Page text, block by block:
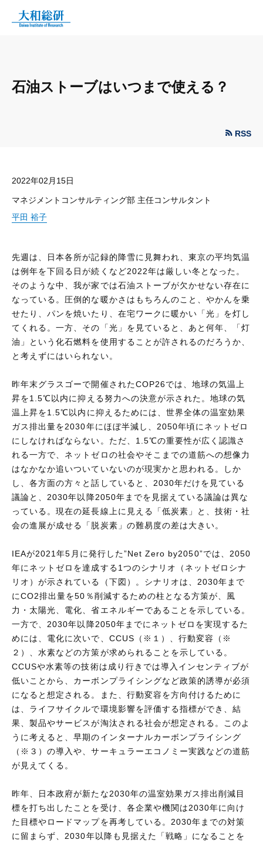
石油ストーブはいつまで使える？
RSS
2022年02月15日
マネジメントコンサルティング部 主任コンサルタント
平田 裕子
先週は、日本各所が記録的降雪に見舞われ、東京の平均気温
は例年を下回る日が続くなど2022年は厳しい冬となった。
そのような中、我が家では石油ストーブが欠かせない存在に
なっている。圧倒的な暖かさはもちろんのこと、やかんを乗
せたり、パンを焼いたり、在宅ワークに暖かい「光」を灯し
てくれる。一方、その「光」を見ていると、あと何年、「灯
油」という化石燃料を使用することが許されるのだろうか、
と考えずにはいられない。
昨年末グラスゴーで開催されたCOP26では、地球の気温上
昇を1.5℃以内に抑える努力への決意が示された。地球の気
温上昇を1.5℃以内に抑えるためには、世界全体の温室効果
ガス排出量を2030年にほぼ半減し、2050年頃にネットゼロ
にしなければならない。ただ、1.5℃の重要性が広く認識さ
れる一方で、ネットゼロの社会やそこまでの道筋への想像力
はなかなか追いついていないのが現実かと思われる。しか
し、各方面の方々と話していると、2030年だけを見ている
議論と、2030年以降2050年までを見据えている議論は異な
っている。現在の延長線上に見える「低炭素」と、技術・社
会の進展が成せる「脱炭素」の難易度の差は大きい。
IEAが2021年5月に発行した”Net Zero by2050”では、2050
年にネットゼロを達成する1つのシナリオ（ネットゼロシナ
リオ）が示されている（下図）。シナリオは、2030年まで
にCO2排出量を50％削減するための柱となる方策が、風
力・太陽光、電化、省エネルギーであることを示している。
一方で、2030年以降2050年までにネットゼロを実現するた
めには、電化に次いで、CCUS（※１）、行動変容（※
２）、水素などの方策が求められることを示している。
CCUSや水素等の技術は成り行きでは導入インセンティブが
低いことから、カーボンプライシングなど政策的誘導が必須
になると想定される。また、行動変容を方向付けるために
は、ライフサイクルで環境影響を評価する指標ができ、結
果、製品やサービスが淘汰される社会が想定される。このよ
うに考えると、早期のインターナルカーボンプライシング
（※３）の導入や、サーキュラーエコノミー実践などの道筋
が見えてくる。
昨年、日本政府が新たな2030年の温室効果ガス排出削減目
標を打ち出したことを受け、各企業や機関は2030年に向け
た目標やロードマップを再考している。2030年までの対策
に留まらず、2030年以降も見据えた「戦略」になることを